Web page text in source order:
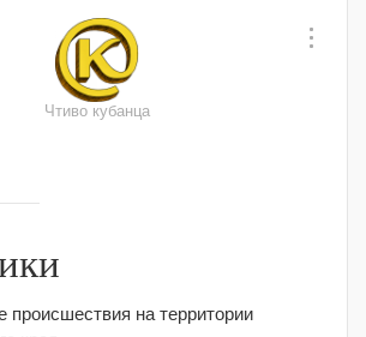
Чтиво кубанца
происшествия на территории